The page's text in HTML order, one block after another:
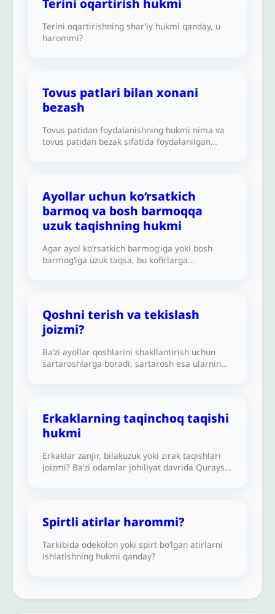
Terini oqartirish hukmi
Terini oqartirishning shar’iy hukmi qanday, u
harommi?
Tovus patlari bilan xonani
bezash
Tovus patidan foydalanishning hukmi nima va
tovus patidan bezak sifatida foydalanilgan
Ayollar uchun ko‘rsatkich
barmoq va bosh barmoqqa
uzuk taqishning hukmi
Agar ayol ko‘rsatkich barmog‘iga yoki bosh
barmog‘iga uzuk taqsa, bu kofirlarga
Qoshni terish va tekislash
joizmi?
Ba’zi ayollar qoshlarini shakllantirish uchun
sartaroshlarga boradi, sartarosh esa ularning
Erkaklarning taqinchoq taqishi
hukmi
Erkaklar zanjir, bilakuzuk yoki zirak taqishlari
joizmi? Ba’zi odamlar johiliyat davrida Quraysh
Spirtli atirlar harommi?
Tarkibida odekolon yoki spirt bo‘lgan atirlarni
ishlatishning hukmi qanday?